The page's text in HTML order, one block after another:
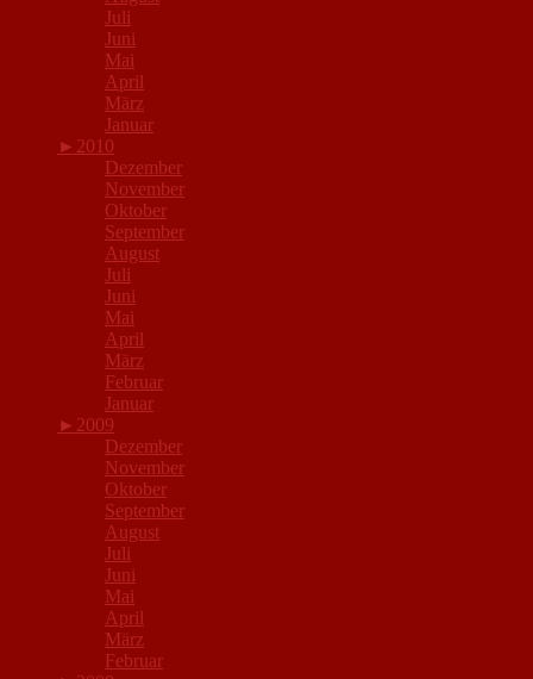
Juli
Juni
Mai
April
März
Januar
► 2010
Dezember
November
Oktober
September
August
Juli
Juni
Mai
April
März
Februar
Januar
► 2009
Dezember
November
Oktober
September
August
Juli
Juni
Mai
April
März
Februar